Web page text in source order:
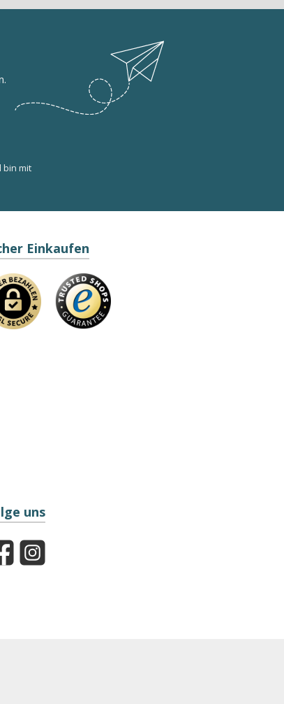
bin mit
Einkaufen
uns
Instagram